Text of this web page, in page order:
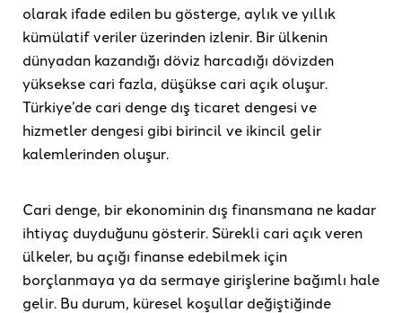
olarak ifade edilen bu gösterge, aylık ve yıllık
kümülatif veriler üzerinden izlenir. Bir ülkenin
dünyadan kazandığı döviz harcadığı dövizden
yüksekse cari fazla, düşükse cari açık oluşur.
Türkiye’de cari denge dış ticaret dengesi ve
hizmetler dengesi gibi birincil ve ikincil gelir
kalemlerinden oluşur.
Cari denge, bir ekonominin dış finansmana ne kadar
ihtiyaç duyduğunu gösterir. Sürekli cari açık veren
ülkeler, bu açığı finanse edebilmek için
borçlanmaya ya da sermaye girişlerine bağımlı hale
gelir. Bu durum, küresel koşullar değiştiğinde